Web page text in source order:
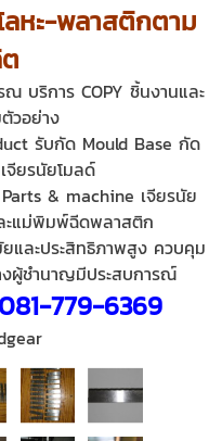
หะ-พลาสติกตาม
ณ บริการ COPY ชิ้นงานและ
วอย่าง
รับกัด Mould Base กัด
จียรนัยโมลด์
& machine เจียรนัย
ะแม่พิมพ์ฉีดพลาสติก
และประสิทธิภาพสูง ควบคุม
ผู้ชำนาญมีประสบการณ์
081-779-6369